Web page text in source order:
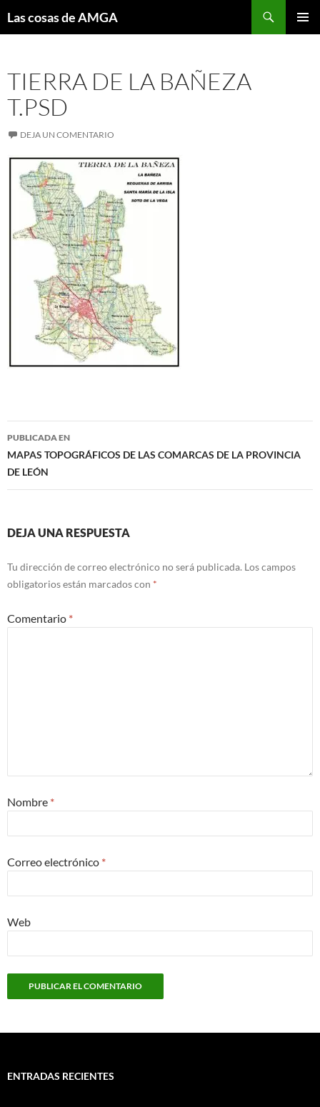
Las cosas de AMGA
TIERRA DE LA BAÑEZA
T.PSD
DEJA UN COMENTARIO
Navegación
de
entradas
PUBLICADA EN
MAPAS TOPOGRÁFICOS DE LAS COMARCAS DE LA PROVINCIA
DE LEÓN
DEJA UNA RESPUESTA
Tu dirección de correo electrónico no será publicada. Los campos
obligatorios están marcados con *
Comentario *
Nombre *
Correo electrónico *
Web
ENTRADAS RECIENTES